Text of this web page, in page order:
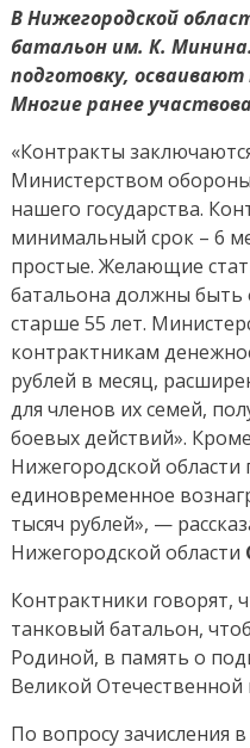
on
В Нижегородской
батальон им. К.
подготовку,
Многие ранее
«Контракты
Министерством
нашего государства.
минимальный срок – 6
простые. Желающие
батальона должны быть
старше 55 лет.
контрактникам
рублей в месяц,
для членов их семей,
боевых действий».
Нижегородской области
единовременное
тысяч рублей», —
Нижегородской области
Контрактники говорят,
танковый батальон,
Родиной, в память о
Великой Отечественной
По вопросу зачисления